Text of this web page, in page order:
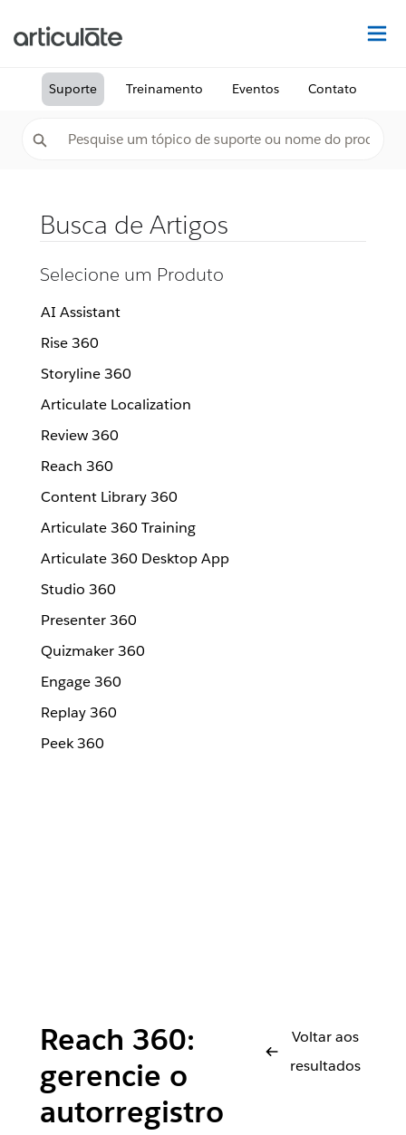
Suporte Treinamento Eventos Contato
Busca de Artigos
Selecione um Produto
AI Assistant
Rise 360
Storyline 360
Articulate Localization
Review 360
Reach 360
Content Library 360
Articulate 360 Training
Articulate 360 Desktop App
Studio 360
Presenter 360
Quizmaker 360
Engage 360
Replay 360
Peek 360
Reach 360:
gerencie o
autorregistro
Voltar aos
resultados